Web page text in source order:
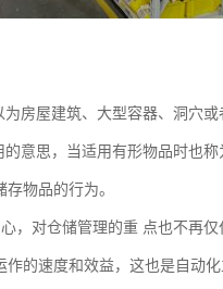
房屋建筑、大型容器、洞穴
意思，当适用有形物品时也
物品的行为。
，对仓储管理的重 点也不再
的速度和效益，这也是自动化